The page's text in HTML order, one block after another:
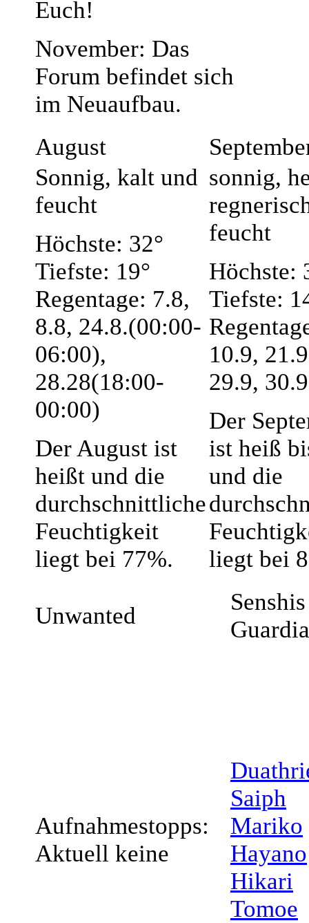
Euch!
November: Das
Forum befindet sich
im Neuaufbau.
August
Sonnig, kalt und
feucht
Höchste: 32°
Tiefste: 19°
Regentage: 7.8,
8.8, 24.8.(00:00-
06:00),
28.28(18:00-
00:00)
Der August ist
heißt und die
durchschnittliche
Feuchtigkeit
liegt bei 77%.
sonnig,
feucht
Höchste:
Tiefste:
10.9,
29.9, 30.9
Der
ist heiß
und die
liegt bei
Unwanted
Aufnahmestopps:
Aktuell keine
Saiph
Mariko
Hayano
Hikari
Tomoe